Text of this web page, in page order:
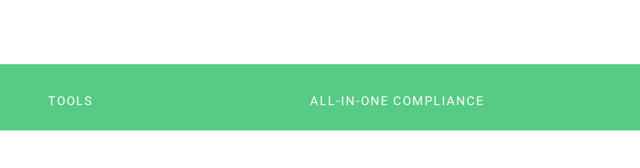
TOOLS ALL-IN-ONE COMPLIANCE